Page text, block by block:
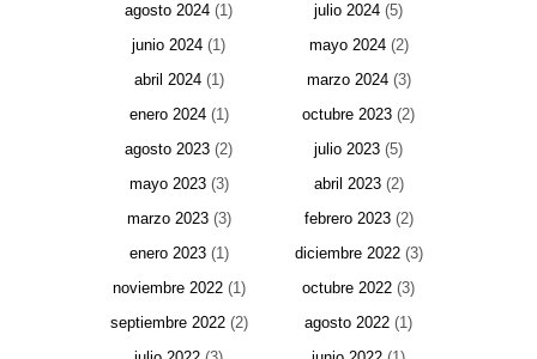
agosto 2024 (1) julio 2024 (5)
junio 2024 (1) mayo 2024(2)
abril 2024(1) marzo 2024(3)
enero 2024(1) octubre 2023 (2)
agosto 2023 (2) julio 2023 (5)
mayo 2023(3) abril 2023(2)
marzo 2023(3) febrero 2023(2)
enero 2023(1) diciembre 2022(3)
noviembre 2022(1) octubre 2022 (3)
septiembre 2022(2) agosto 2022 (1)